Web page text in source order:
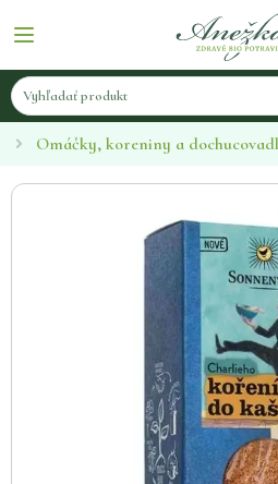
Omáčky, koreniny a